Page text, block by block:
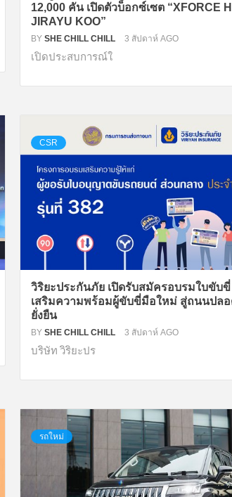
12,000 คัน เปิดตัวบ็อกซ์เซต “XFORCE
JIRAYU KOO”
BY SHE CHILL CHILL 3 สัปดาห์ AGO
เปิดประสบการณ์ใ
CSR
วิริยะประกันภัย เปิดรับสมัครอบรมใบขับ
เสริมความพร้อมผู้ขับขี่มือใหม่ สู่ถนนปลอ
ยั่งยืน
BY SHE CHILL CHILL 3 สัปดาห์ AGO
บริษัท วิริยะปร
รถใหม่